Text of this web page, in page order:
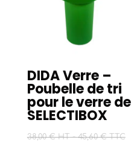
DIDA Verre –
Poubelle de tri
pour le verre de
SELECTIBOX
38,00 € HT-45,60 € TTC